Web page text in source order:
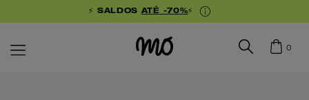
⚡ SALDOS ATÉ -70%⚡
0